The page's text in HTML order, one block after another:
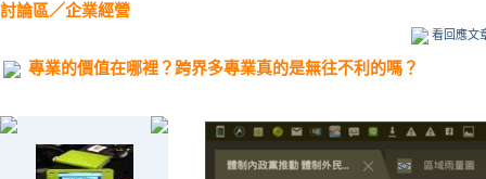
討論區／企業經營
看回應文
專業的價值在哪裡？跨界多專業真的是無往不利的嗎？